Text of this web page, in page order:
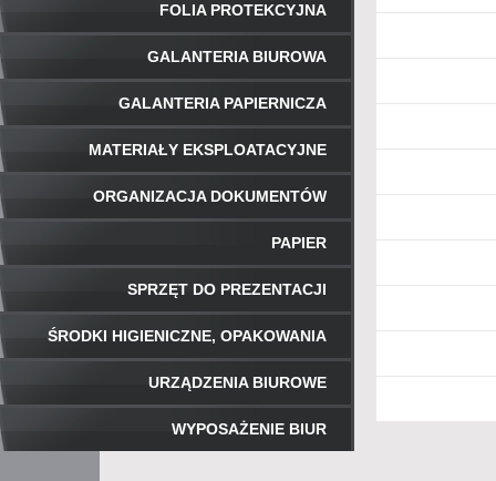
FOLIA PROTEKCYJNA
GALANTERIA BIUROWA
GALANTERIA PAPIERNICZA
MATERIAŁY EKSPLOATACYJNE
ORGANIZACJA DOKUMENTÓW
PAPIER
SPRZĘT DO PREZENTACJI
ŚRODKI HIGIENICZNE, OPAKOWANIA
URZĄDZENIA BIUROWE
WYPOSAŻENIE BIUR